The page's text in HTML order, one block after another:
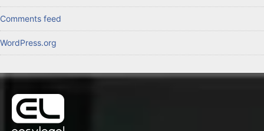
Comments feed
WordPress.org